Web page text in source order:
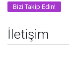
Bizi Takip Edin!
İletişim